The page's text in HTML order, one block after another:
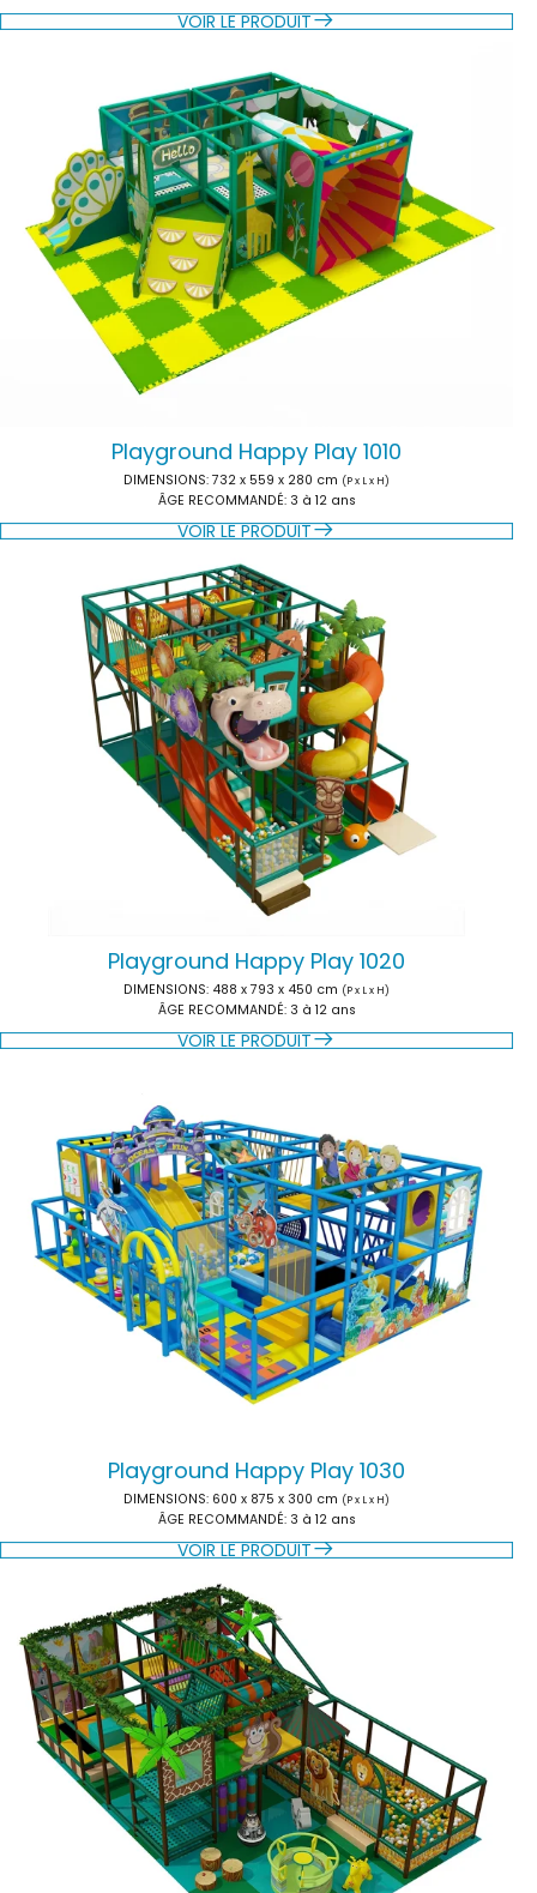
VOIR LE PRODUIT
Playground Happy Play 1010
DIMENSIONS: 732 x 559 x 280 cm (P x L x H)
ÂGE RECOMMANDÉ: 3 à 12 ans
VOIR LE PRODUIT
Playground Happy Play 1020
DIMENSIONS: 488 x 793 x 450 cm (P x L x H)
ÂGE RECOMMANDÉ: 3 à 12 ans
VOIR LE PRODUIT
Playground Happy Play 1030
DIMENSIONS: 600 x 875 x 300 cm (P x L x H)
ÂGE RECOMMANDÉ: 3 à 12 ans
VOIR LE PRODUIT